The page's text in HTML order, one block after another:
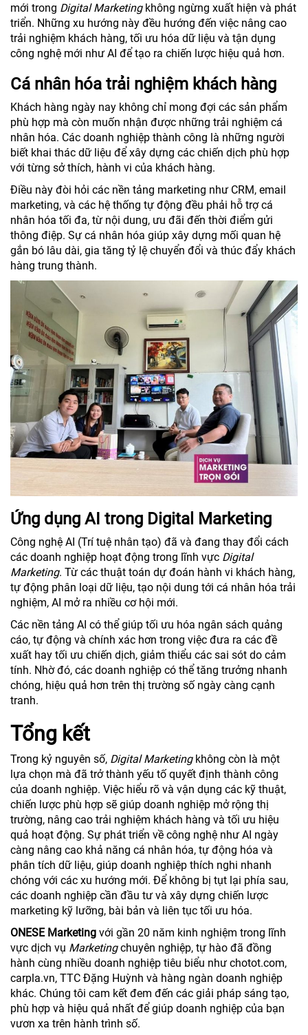
mới trong Digital Marketingkhông ngừng xuất hiện và phát
triển. Những xu hướng này đều hướng đến việc nâng cao
trải nghiệm khách hàng, tối ưu hóa dữ liệu và tận dụng
công nghệ mới như AI để tạo ra chiến lược hiệu quả hơn.
Cá nhân hóa trải nghiệm khách hàng
Khách hàng ngày nay không chỉ mong đợi các sản phẩm
phù hợp mà còn muốn nhận được những trải nghiệm cá
nhân hóa. Các doanh nghiệp thành công là những người
biết khai thác dữ liệu để xây dựng các chiến dịch phù hợp
với từng sở thích, hành vi của khách hàng.
Điều này đòi hỏi các nền tảng marketing như CRM, email
marketing, và các hệ thống tự động đều phải hỗ trợ cá
nhân hóa tối đa, từ nội dung, ưu đãi đến thời điểm gửi
thông điệp. Sự cá nhân hóa giúp xây dựng mối quan hệ
gắn bó lâu dài, gia tăng tỷ lệ chuyển đổi và thúc đẩy khách
hàng trung thành.
Ứng dụng AI trong Digital Marketing
Công nghệ AI (Trí tuệ nhân tạo) đã và đang thay đổi cách
các doanh nghiệp hoạt động trong lĩnh vực Digital
Marketing. Từ các thuật toán dự đoán hành vi khách hàng,
tự động phân loại dữ liệu, tạo nội dung tới cá nhân hóa trải
nghiệm, AI mở ra nhiều cơ hội mới.
Các nền tảng AI có thể giúp tối ưu hóa ngân sách quảng
cáo, tự động và chính xác hơn trong việc đưa ra các đề
xuất hay tối ưu chiến dịch, giảm thiểu các sai sót do cảm
tính. Nhờ đó, các doanh nghiệp có thể tăng trưởng nhanh
chóng, hiệu quả hơn trên thị trường số ngày càng cạnh
tranh.
Tổng kết
Trong kỷ nguyên số, Digital Marketingkhông còn là một
lựa chọn mà đã trở thành yếu tố quyết định thành công
của doanh nghiệp. Việc hiểu rõ và vận dụng các kỹ thuật,
chiến lược phù hợp sẽ giúp doanh nghiệp mở rộng thị
trường, nâng cao trải nghiệm khách hàng và tối ưu hiệu
quả hoạt động. Sự phát triển về công nghệ như AI ngày
càng nâng cao khả năng cá nhân hóa, tự động hóa và
phân tích dữ liệu, giúp doanh nghiệp thích nghi nhanh
chóng với các xu hướng mới. Để không bị tụt lại phía sau,
các doanh nghiệp cần đầu tư và xây dựng chiến lược
marketing kỹ lưỡng, bài bản và liên tục tối ưu hóa.
ONESE Marketing với gần 20 năm kinh nghiệm trong lĩnh
vực dịch vụ Marketingchuyên nghiệp, tự hào đã đồng
hành cùng nhiều doanh nghiệp tiêu biểu như chotot.com,
carpla.vn, TTC Đặng Huỳnh và hàng ngàn doanh nghiệp
khác. Chúng tôi cam kết đem đến các giải pháp sáng tạo,
phù hợp và hiệu quả nhất để giúp doanh nghiệp của bạn
vươn xa trên hành trình số.